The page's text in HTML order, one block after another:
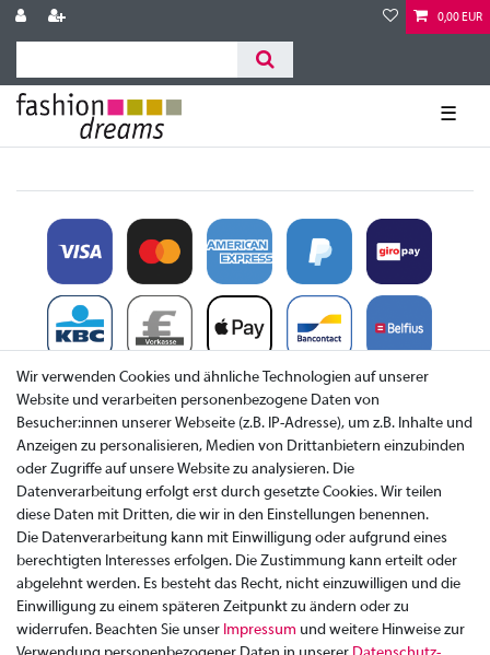
0,00 EUR
☰
Zahlung
Versand
Rücksendung
Datenschutzerklärung
AGB
Kontakt
Wir verwenden Cookies und ähnliche Technologien auf unserer
Website und verarbeiten personenbezogene Daten von
Besucher:innen unserer Webseite (z.B. IP-Adresse), um z.B. Inhalte und
Anzeigen zu personalisieren, Medien von Drittanbietern einzubinden
oder Zugriffe auf unsere Website zu analysieren. Die
Datenverarbeitung erfolgt erst durch gesetzte Cookies. Wir teilen
diese Daten mit Dritten, die wir in den Einstellungen benennen.
Die Datenverarbeitung kann mit Einwilligung oder aufgrund eines
berechtigten Interesses erfolgen. Die Zustimmung kann erteilt oder
abgelehnt werden. Es besteht das Recht, nicht einzuwilligen und die
Einwilligung zu einem späteren Zeitpunkt zu ändern oder zu
widerrufen. Beachten Sie unser Impressum und weitere Hinweise zur